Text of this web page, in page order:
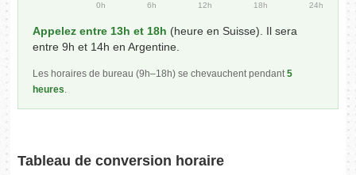
0h 6h 12h 18h 24h
Appelez entre 13h et 18h (heure en Suisse). Il sera
entre 9h et 14h en Argentine.
Les horaires de bureau (9h–18h) se chevauchent pendant5
heures.
Tableau de conversion horaire